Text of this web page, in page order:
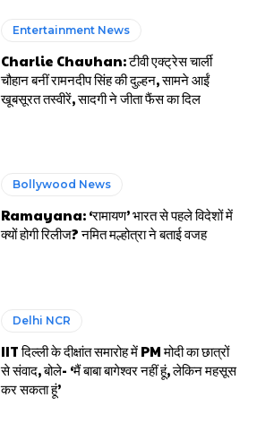
Entertainment News
Charlie Chauhan: टीवी एक्ट्रेस चार्ली
चौहान बनीं रामनदीप सिंह की दुल्हन, सामने आईं
खूबसूरत तस्वीरें, सादगी ने जीता फैंस का दिल
Bollywood News
Ramayana: ‘रामायण’ भारत से पहले विदेशों में
क्यों होगी रिलीज? नमित मल्होत्रा ने बताई वजह
Delhi NCR
IIT दिल्ली के दीक्षांत समारोह में PM मोदी का छात्रों
से संवाद, बोले- ‘मैं बाबा बागेश्वर नहीं हूं, लेकिन महसूस
कर सकता हूं’